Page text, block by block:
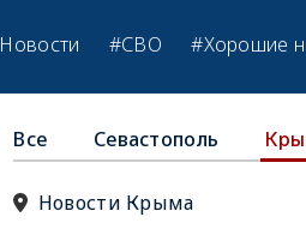
Новости #СВО #Хорошие
Все Севастополь
Новости Крыма